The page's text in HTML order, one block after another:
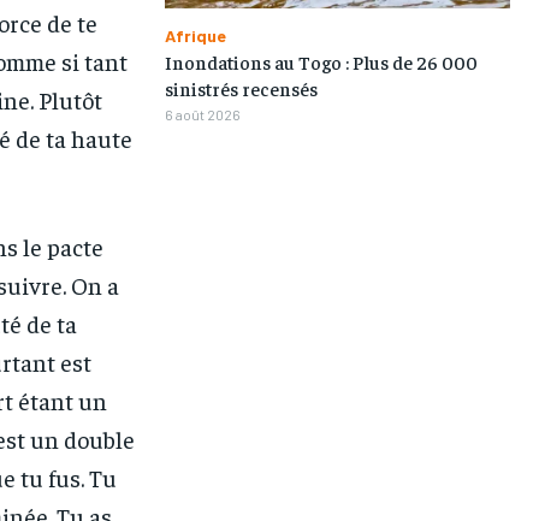
1-MONTH
1-MONTH
de te
si tant
Plutôt
de ta haute
le pacte
On a
de ta
est
étant un
un double
tu fus. Tu
Afrique
Inondations au Togo : Plus de 26 000
sinistrés recensés
6 août 2026